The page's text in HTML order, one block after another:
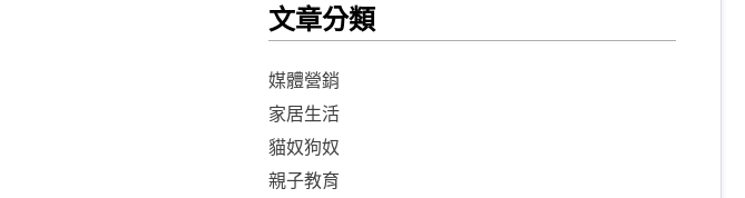
文章分類
媒體營銷
家居生活
貓奴狗奴
親子教育